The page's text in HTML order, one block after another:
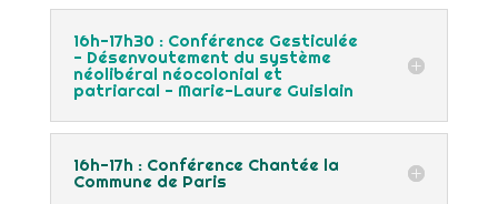
16h-17h30 : Conférence Gesticulée
- Désenvoutement du système
néolibéral néocolonial et
patriarcal - Marie-Laure Guislain
16h-17h : Conférence Chantée la
Commune de Paris